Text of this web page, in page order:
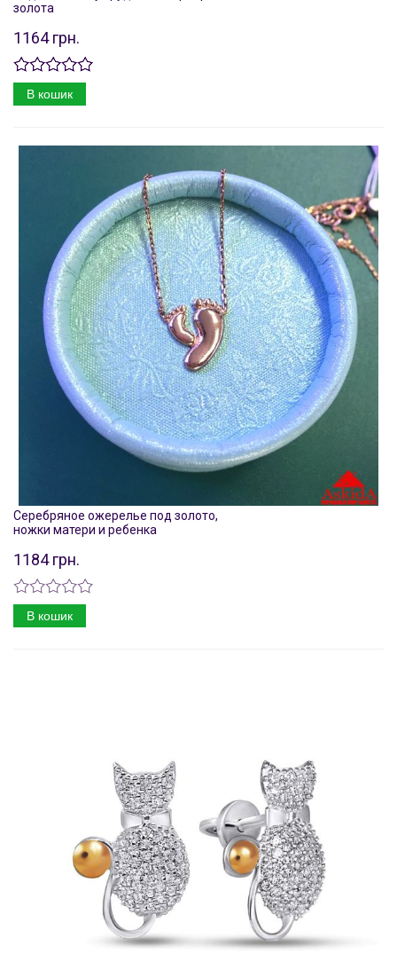
золота
1164 грн.
В кошик
Серебряное ожерелье под золото,
ножки матери и ребенка
1184 грн.
В кошик